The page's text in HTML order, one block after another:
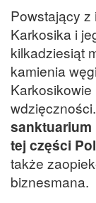
Powstający z
Karkosika i
kilkadziesiąt
kamienia
sanktuarium
tej części
także
biznesmana.